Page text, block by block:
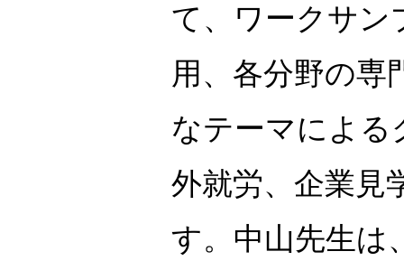
て、ワークサン
用、各分野の専
なテーマによる
外就労、企業見
す。中山先生は